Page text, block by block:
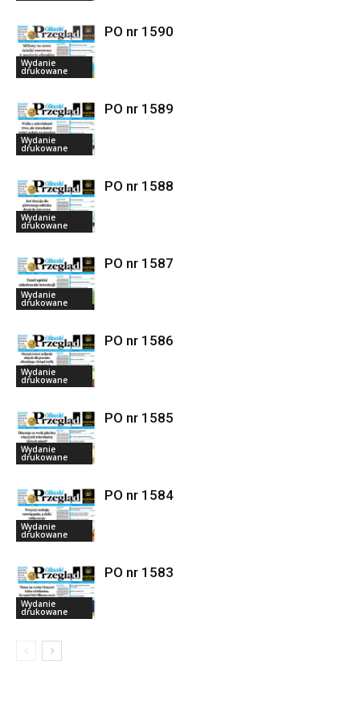
Wydanie
drukowane
PO nr 1590
Wydanie
drukowane
PO nr 1589
Wydanie
drukowane
PO nr 1588
Wydanie
drukowane
PO nr 1587
Wydanie
drukowane
PO nr 1586
Wydanie
drukowane
PO nr 1585
Wydanie
drukowane
PO nr 1584
Wydanie
drukowane
PO nr 1583